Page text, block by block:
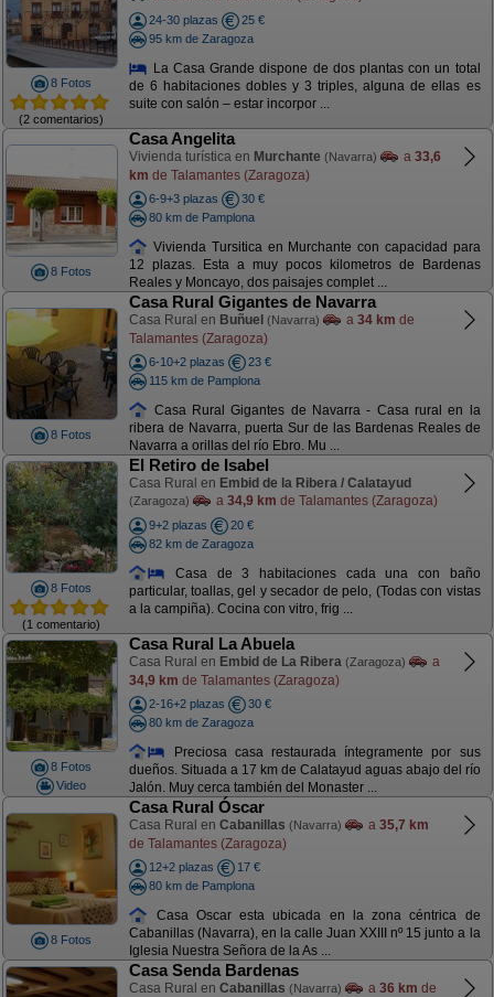
8 Fotos
(2 comentarios)
24-30 plazas
25 €
95 km de Zaragoza
La Casa Grande dispone de dos plantas con un total
de 6 habitaciones dobles y 3 triples, alguna de ellas es
suite con salón – estar incorpor ...
8 Fotos
Casa Angelita
Vivienda turística en Murchante (Navarra) a 33,6
km de Talamantes (Zaragoza)
6-9+3 plazas
30 €
80 km de Pamplona
Vivienda Tursitica en Murchante con capacidad para
12 plazas. Esta a muy pocos kilometros de Bardenas
Reales y Moncayo, dos paisajes complet ...
8 Fotos
Casa Rural Gigantes de Navarra
Casa Rural en Buñuel (Navarra) a 34 km de
Talamantes (Zaragoza)
6-10+2 plazas
23 €
115 km de Pamplona
Casa Rural Gigantes de Navarra - Casa rural en la
ribera de Navarra, puerta Sur de las Bardenas Reales de
Navarra a orillas del río Ebro. Mu ...
8 Fotos
(1 comentario)
El Retiro de Isabel
Casa Rural en Embid de la Ribera / Calatayud
(Zaragoza) a 34,9 km de Talamantes (Zaragoza)
9+2 plazas
20 €
82 km de Zaragoza
Casa de 3 habitaciones cada una con baño
particular, toallas, gel y secador de pelo, (Todas con vistas
a la campiña). Cocina con vitro, frig ...
8 Fotos
Video
Casa Rural La Abuela
Casa Rural en Embid de La Ribera (Zaragoza)
a
34,9 km de Talamantes (Zaragoza)
2-16+2 plazas
30 €
80 km de Zaragoza
Preciosa casa restaurada íntegramente por sus
dueños. Situada a 17 km de Calatayud aguas abajo del río
Jalón. Muy cerca también del Monaster ...
8 Fotos
Casa Rural Óscar
Casa Rural en Cabanillas (Navarra) a 35,7 km
de Talamantes (Zaragoza)
12+2 plazas
17 €
80 km de Pamplona
Casa Oscar esta ubicada en la zona céntrica de
Cabanillas (Navarra), en la calle Juan XXIII nº 15 junto a la
Iglesia Nuestra Señora de la As ...
Casa Senda Bardenas
Casa Rural en Cabanillas (Navarra) a 36 km de